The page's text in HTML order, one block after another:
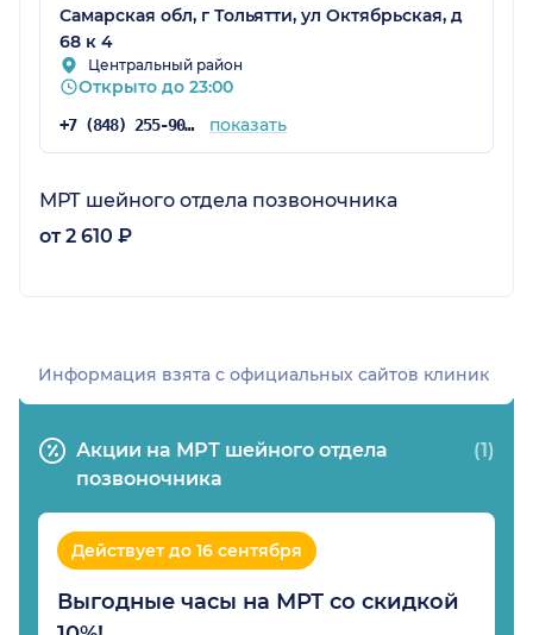
Самарская обл, г Тольятти, ул Октябрьская, д
68 к 4
Центральный район
Открыто до 23:00
+7 (848) 255-90-99 показать
МРТ шейного отдела позвоночника
от 2 610 ₽
Акции на МРТ шейного отдела
позвоночника
(1)
Действует до 16 сентября
Выгодные часы на МРТ со скидкой
Информация взята c официальных сайтов клиник